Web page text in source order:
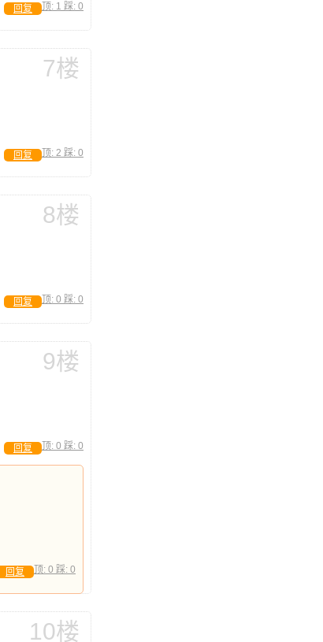
顶: 1 踩: 0
回复
7楼
顶: 2 踩: 0
回复
8楼
顶: 0 踩: 0
回复
9楼
顶: 0 踩: 0
回复
顶: 0 踩: 0
回复
10楼